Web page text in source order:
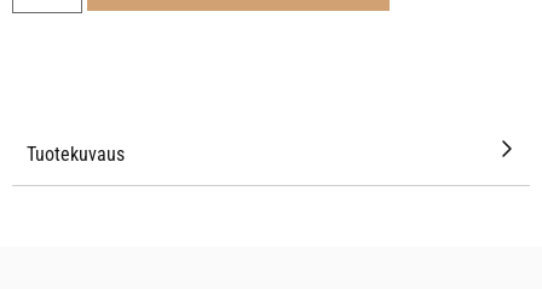
Tuotekuvaus